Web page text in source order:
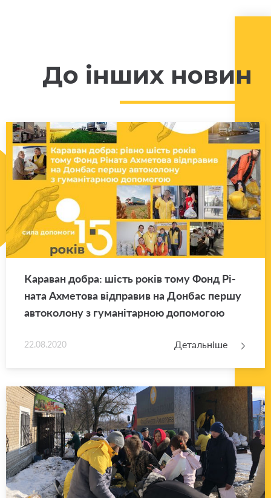
До інших новин
Ка­ра­ван добра: шість років тому Фонд Рі­
на­та Ахме­то­ва від­пра­вив на Дон­бас першу
ав­то­ко­ло­ну з гу­ма­ні­тар­ною до­по­мо­гою
22.08.2020 Детальніше